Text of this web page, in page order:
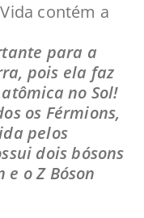
contém a
para a
pois ela faz
no Sol!
os Férmions,
pelos
dois bósons
o Z Bóson